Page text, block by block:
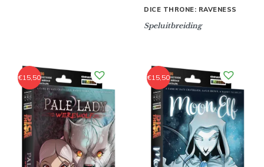
DICE THRONE: RAVENESS
Speluitbreiding
€15,50 €15,50